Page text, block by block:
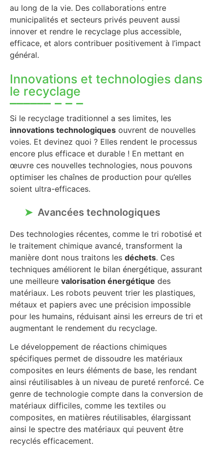
au long de la vie. Des collaborations entre
municipalités et secteurs privés peuvent aussi
innover et rendre le recyclage plus accessible,
efficace, et alors contribuer positivement à l’impact
général.
Innovations et technologies dans
le recyclage
Si le recyclage traditionnel a ses limites, les
innovations technologiques ouvrent de nouvelles
voies. Et devinez quoi ? Elles rendent le processus
encore plus efficace et durable ! En mettant en
œuvre ces nouvelles technologies, nous pouvons
optimiser les chaînes de production pour qu’elles
soient ultra-efficaces.
Avancées technologiques
Des technologies récentes, comme le tri robotisé et
le traitement chimique avancé, transforment la
manière dont nous traitons les déchets. Ces
techniques améliorent le bilan énergétique, assurant
une meilleure valorisation énergétique des
matériaux. Les robots peuvent trier les plastiques,
métaux et papiers avec une précision impossible
pour les humains, réduisant ainsi les erreurs de tri et
augmentant le rendement du recyclage.
Le développement de réactions chimiques
spécifiques permet de dissoudre les matériaux
composites en leurs éléments de base, les rendant
ainsi réutilisables à un niveau de pureté renforcé. Ce
genre de technologie compte dans la conversion de
matériaux difficiles, comme les textiles ou
composites, en matières réutilisables, élargissant
ainsi le spectre des matériaux qui peuvent être
recyclés efficacement.